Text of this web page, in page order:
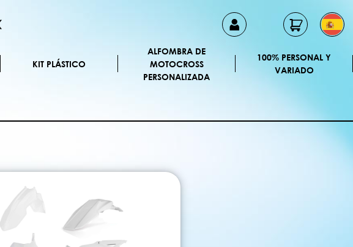
KIT PLÁSTICO
ALFOMBRA DE
MOTOCROSS
PERSONALIZADA
100% PERSONAL Y
VARIADO